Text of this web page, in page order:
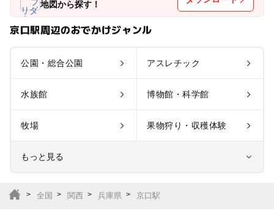
地図から探す！
京口駅周辺のおでかけジャンル
公園・総合公園 アスレチック
水族館 博物館・科学館
牧場 果物狩り・収穫体験
もっと見る
全国 関西 兵庫県 京口駅